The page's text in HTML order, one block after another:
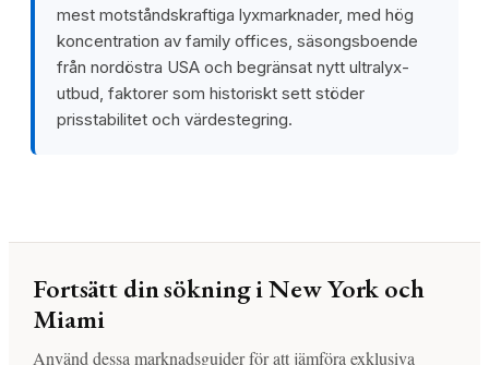
mest motståndskraftiga lyxmarknader, med hög
koncentration av family offices, säsongsboende
från nordöstra USA och begränsat nytt ultralyx-
utbud, faktorer som historiskt sett stöder
prisstabilitet och värdestegring.
Fortsätt din sökning i New York och
Miami
Använd dessa marknadsguider för att jämföra exklusiva